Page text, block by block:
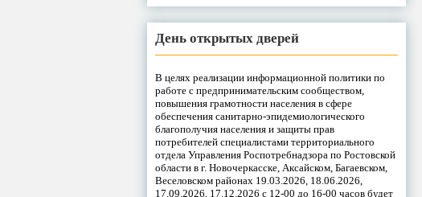
День открытых дверей
В целях реализации информационной политики по
работе с предпринимательским сообществом,
повышения грамотности населения в сфере
обеспечения санитарно-эпидемиологического
благополучия населения и защиты прав
потребителей специалистами территориального
отдела Управления Роспотребнадзора по Ростовской
области в г. Новочеркасске, Аксайском, Багаевском,
Веселовском районах 19.03.2026, 18.06.2026,
17.09.2026, 17.12.2026 с 12-00 до 16-00 часов будет